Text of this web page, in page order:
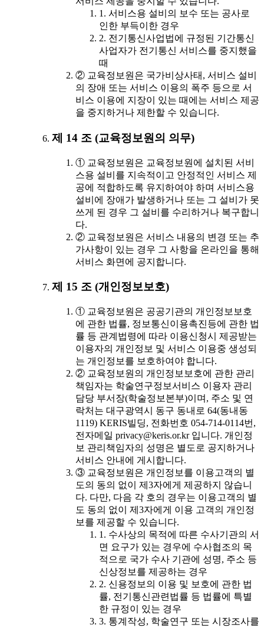
1. 서비스용 설비의 보수 또는 공사로
인한 부득이한 경우
2. 전기통신사업법에 규정된 기간통신
사업자가 전기통신 서비스를 중지했을
때
② 교육정보원은 국가비상사태, 서비스 설비
의 장애 또는 서비스 이용의 폭주 등으로 서
비스 이용에 지장이 있는 때에는 서비스 제공
을 중지하거나 제한할 수 있습니다.
제 14 조 (교육정보원의 의무)
① 교육정보원은 교육정보원에 설치된 서비
스용 설비를 지속적이고 안정적인 서비스 제
공에 적합하도록 유지하여야 하며 서비스용
설비에 장애가 발생하거나 또는 그 설비가 못
쓰게 된 경우 그 설비를 수리하거나 복구합니
다.
② 교육정보원은 서비스 내용의 변경 또는 추
가사항이 있는 경우 그 사항을 온라인을 통해
서비스 화면에 공지합니다.
제 15 조 (개인정보보호)
① 교육정보원은 공공기관의 개인정보보호
에 관한 법률, 정보통신이용촉진등에 관한 법
률 등 관계법령에 따라 이용신청시 제공받는
이용자의 개인정보 및 서비스 이용중 생성되
는 개인정보를 보호하여야 합니다.
② 교육정보원의 개인정보보호에 관한 관리
책임자는 학술연구정보서비스 이용자 관리
담당 부서장(학술정보본부)이며, 주소 및 연
락처는 대구광역시 동구 동내로 64(동내동
1119) KERIS빌딩, 전화번호 054-714-0114번,
전자메일 privacy@keris.or.kr 입니다. 개인정
보 관리책임자의 성명은 별도로 공지하거나
서비스 안내에 게시합니다.
③ 교육정보원은 개인정보를 이용고객의 별
도의 동의 없이 제3자에게 제공하지 않습니
다. 다만, 다음 각 호의 경우는 이용고객의 별
도 동의 없이 제3자에게 이용 고객의 개인정
보를 제공할 수 있습니다.
1. 수사상의 목적에 따른 수사기관의 서
면 요구가 있는 경우에 수사협조의 목
적으로 국가 수사 기관에 성명, 주소 등
신상정보를 제공하는 경우
2. 신용정보의 이용 및 보호에 관한 법
률, 전기통신관련법률 등 법률에 특별
한 규정이 있는 경우
3. 통계작성, 학술연구 또는 시장조사를